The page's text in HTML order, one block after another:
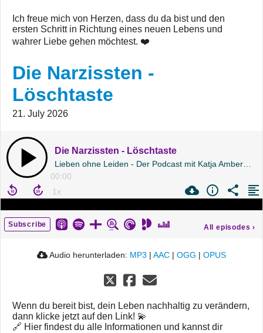
Ich freue mich von Herzen, dass du da bist und den
ersten Schritt in Richtung eines neuen Lebens und
wahrer Liebe gehen möchtest. ❤️
Die Narzissten -
Löschtaste
21. July 2026
Die Narzissten - Löschtaste
00:00
Subscribe All episodes ›
Audio herunterladen: MP3 | AAC | OGG | OPUS
Wenn du bereit bist, dein Leben nachhaltig zu verändern,
dann klicke jetzt auf den Link! 💫
🔗 Hier findest du alle Informationen und kannst dir